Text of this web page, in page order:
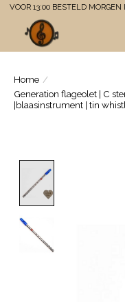
VOOR 13:00 BESTELD
Home /
Generation flageolet | C
|blaasinstrument | tin